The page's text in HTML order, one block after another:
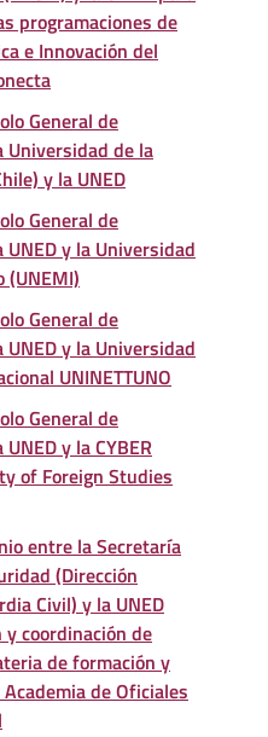
programaciones de
e Innovación del
General de
Universidad de la
y la UNED
General de
y la Universidad
(UNEMI)
General de
y la Universidad
UNINETTUNO
General de
y la CYBER
of Foreign Studies
entre la Secretaría
(Dirección
Civil) y la UNED
coordinación de
de formación y
de Oficiales